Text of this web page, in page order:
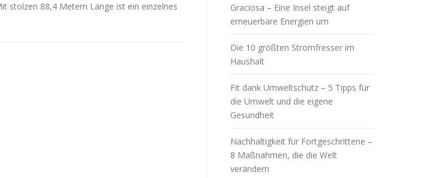
stolzen 88,4 Metern Länge ist ein einzelnes
Graciosa – Eine Insel steigt auf
erneuerbare Energien um
Die 10 größten Stromfresser im
Haushalt
Fit dank Umweltschutz – 5 Tipps für
die Umwelt und die eigene
Gesundheit
Nachhaltigkeit für Fortgeschrittene –
8 Maßnahmen, die die Welt
verändern